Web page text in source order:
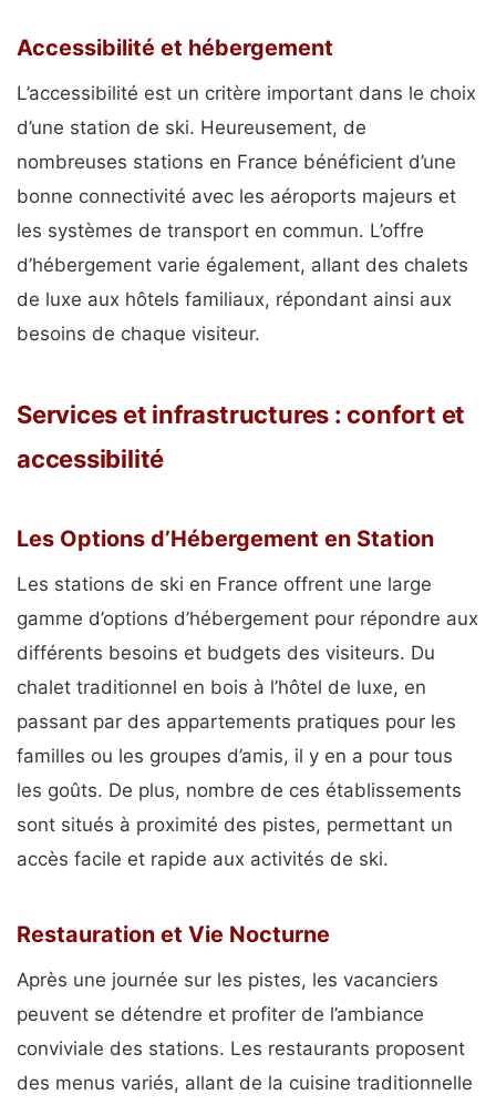
Accessibilité et hébergement
L’accessibilité est un critère important dans le choix
d’une station de ski. Heureusement, de
nombreuses stations en France bénéficient d’une
bonne connectivité avec les aéroports majeurs et
les systèmes de transport en commun. L’offre
d’hébergement varie également, allant des chalets
de luxe aux hôtels familiaux, répondant ainsi aux
besoins de chaque visiteur.
Services et infrastructures : confort et
accessibilité
Les Options d’Hébergement en Station
Les stations de ski en France offrent une large
gamme d’options d’hébergement pour répondre aux
différents besoins et budgets des visiteurs. Du
chalet traditionnel en bois à l’hôtel de luxe, en
passant par des appartements pratiques pour les
familles ou les groupes d’amis, il y en a pour tous
les goûts. De plus, nombre de ces établissements
sont situés à proximité des pistes, permettant un
accès facile et rapide aux activités de ski.
Restauration et Vie Nocturne
Après une journée sur les pistes, les vacanciers
peuvent se détendre et profiter de l’ambiance
conviviale des stations. Les restaurants proposent
des menus variés, allant de la cuisine traditionnelle